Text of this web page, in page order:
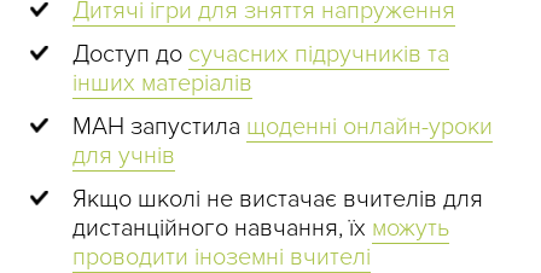
Дитячі ігри для зняття напруження
Доступ до сучасних підручників та
інших матеріалів
МАН запустила щоденні онлайн-уроки
для учнів
Якщо школі не вистачає вчителів для
дистанційного навчання, їх можуть
проводити іноземні вчителі